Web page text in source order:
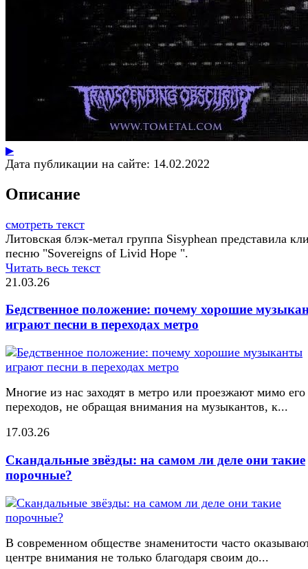
▶
Дата публикации на сайте: 14.02.2022
Описание
смотреть текст
Литовская блэк-метал группа Sisyphean представила
песню "Sovereigns of Livid Hope ".
Читать весь текст
21.03.26
Бедственное положение: почему хорошие
играют песни в переходах метро
Многие из нас заходят в метро или проезжают мимо его
переходов, не обращая внимания на музыкантов, к...
17.03.26
Скандальные звёзды: на самом ли деле они такие
порочные?
В современном обществе знаменитости часто
центре внимания не только благодаря своим до...